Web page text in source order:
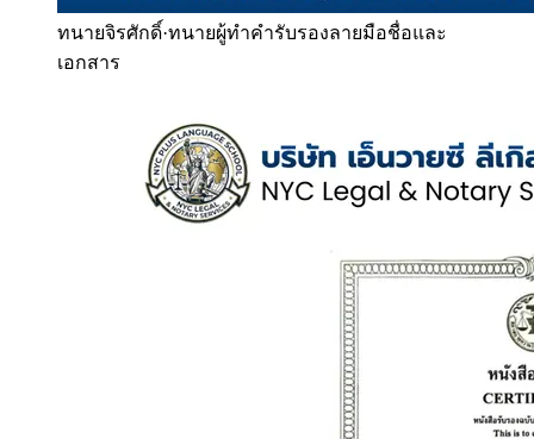
ทนายจิรศักดิ์·ทนายผู้ทำคำรับรองลายมือชื่อและ
เอกสาร